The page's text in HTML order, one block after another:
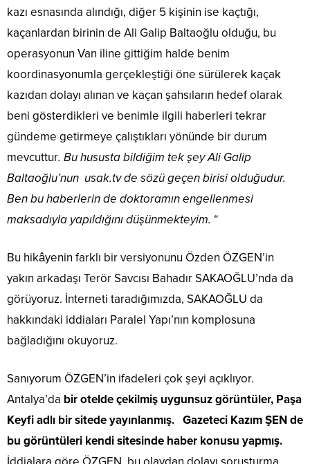
kazı esnasında alındığı, diğer 5 kişinin ise kaçtığı,
kaçanlardan birinin de Ali Galip Baltaoğlu olduğu, bu
operasyonun Van iline gittiğim halde benim
koordinasyonumla gerçekleştiği öne sürülerek kaçak
kazıdan dolayı alınan ve kaçan şahsıların hedef olarak
beni gösterdikleri ve benimle ilgili haberleri tekrar
gündeme getirmeye çalıştıkları yönünde bir durum
mevcuttur. Bu hususta bildiğim tek şey Ali Galip
Baltaoğlu’nun usak.tv de sözü geçen birisi olduğudur.
Ben bu haberlerin de doktoramın engellenmesi
maksadıyla yapıldığını düşünmekteyim. “
Bu hikâyenin farklı bir versiyonunu Özden ÖZGEN’in
yakın arkadaşı Terör Savcısı Bahadır SAKAOĞLU’nda da
görüyoruz. İnterneti taradığımızda, SAKAOĞLU da
hakkındaki iddiaları Paralel Yapı’nın komplosuna
bağladığını okuyoruz.
Sanıyorum ÖZGEN’in ifadeleri çok şeyi açıklıyor.
Antalya’da bir otelde çekilmiş uygunsuz görüntüler, Paşa
Keyfi adlı bir sitede yayınlanmış. Gazeteci Kazım ŞEN de
bu görüntüleri kendi sitesinde haber konusu yapmış.